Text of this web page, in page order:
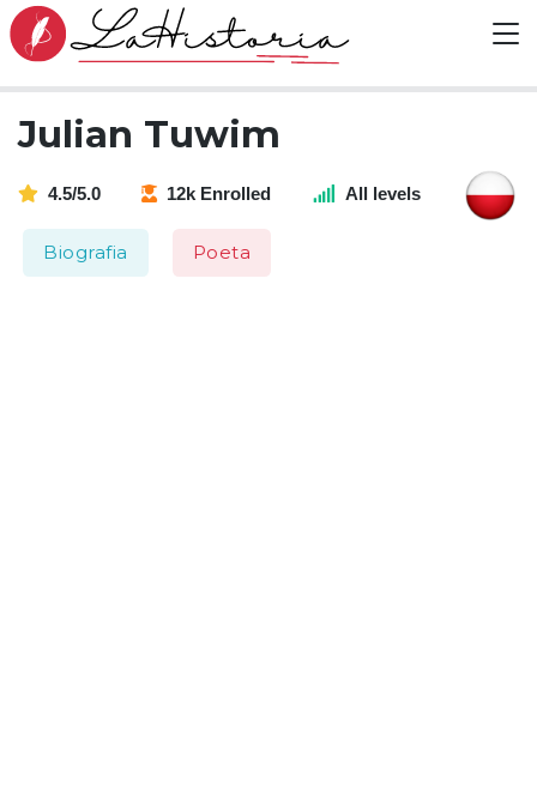
Julian Tuwim
4.5/5.0 12k Enrolled All levels
Biografia Poeta